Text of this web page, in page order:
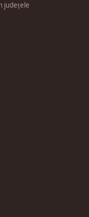
județele